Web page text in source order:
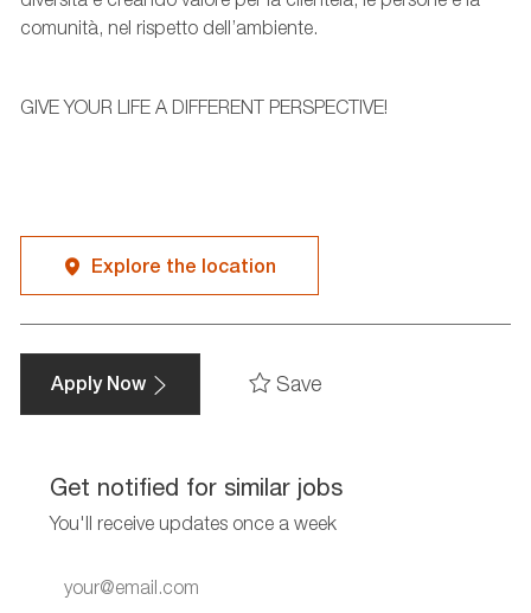
comunità, nel rispetto dell’ambiente.
GIVE YOUR LIFE A DIFFERENT PERSPECTIVE!
Explore the location
Apply Now Save
Get notified for similar jobs
You'll receive updates once a week
Email